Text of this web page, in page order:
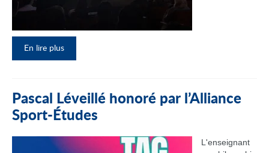
En lire plus
Pascal Léveillé honoré par l’Alliance
Sport-Études
L'enseignant